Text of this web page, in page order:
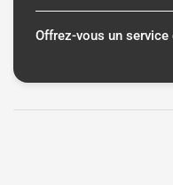
Offrez-vous un service